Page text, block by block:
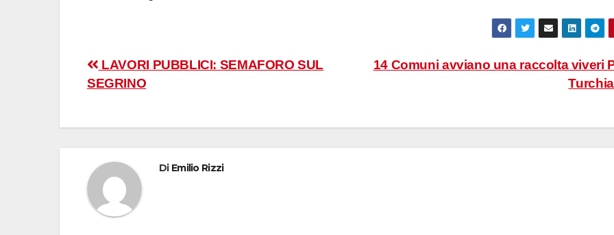
Navigazione
articoli
14 Comuni avviano una raccolta viveri
LAVORI PUBBLICI: SEMAFORO SUL
SEGRINO
Di Emilio Rizzi